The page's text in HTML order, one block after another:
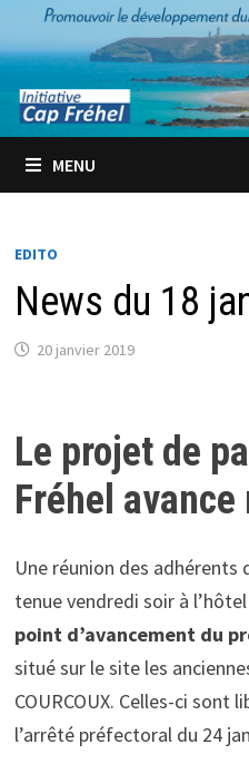
Passer
au
MENU
EDITO
News du 18
20 janvier 2019
Le projet de
Fréhel
Une réunion des adhérents
tenue vendredi soir à
point d’avancement du
situé sur le site les
COURCOUX. Celles-ci sont
l’arrêté préfectoral du 24